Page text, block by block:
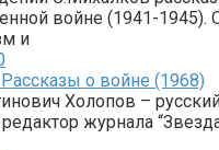
войне (1941-1945).
и
о войне (1968)
Холопов –
журнала